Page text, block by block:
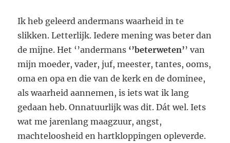
Ik heb geleerd andermans waarheid in te
slikken. Letterlijk. Iedere mening was beter dan
de mijne. Het ‘’andermans ‘’beterweten’’ van
mijn moeder, vader, juf, meester, tantes, ooms,
oma en opa en die van de kerk en de dominee,
als waarheid aannemen, is iets wat ik lang
gedaan heb. Onnatuurlijk was dit. Dát wel. Iets
wat me jarenlang maagzuur, angst,
machteloosheid en hartkloppingen opleverde.